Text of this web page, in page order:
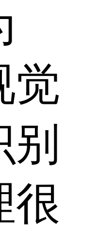
觉
很